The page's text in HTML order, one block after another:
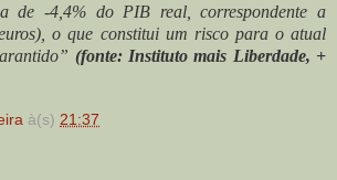
de -4,4% do PIB real, correspondente a
o que constitui um risco para o atual
(fonte: Instituto mais Liberdade, +
à(s) 21:37